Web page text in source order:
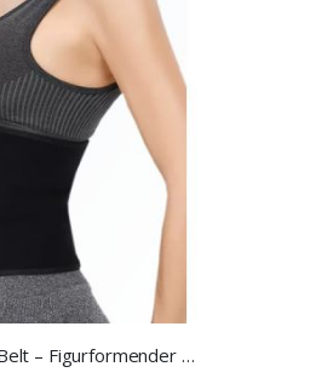
Shaping Sauna Belt – Figurformender Sauna Gürtel für Frauen